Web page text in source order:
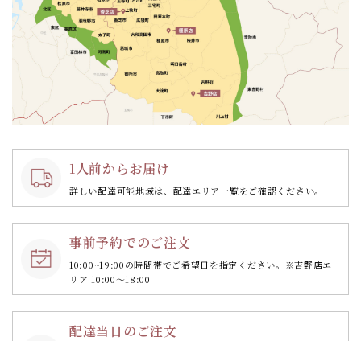
1人前からお届け
詳しい配達可能地域は、配達エリア一覧をご確認ください。
事前予約でのご注文
10:00~19:00の時間帯でご希望日を指定ください。 ※吉野店エ
リア 10:00～18:00
配達当日のご注文